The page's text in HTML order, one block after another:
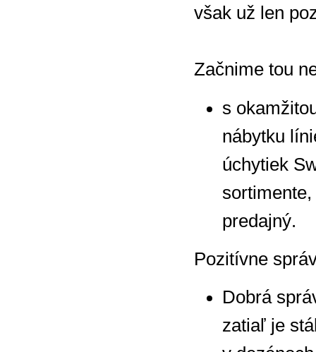
však už len
Začnime tou
s
nábytku
úchytiek
predajný.
Pozitívne
Dobrá
zatiaľ je